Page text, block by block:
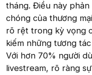
tháng. Điều này
chóng của thương
rõ rệt trong kỳ vọng
kiếm những tương
Với hơn 70% người
livestream, rõ ràng